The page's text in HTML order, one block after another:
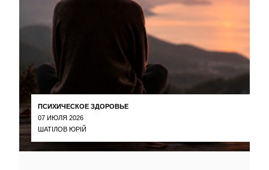
ПСИХИЧЕСКОЕ ЗДОРОВЬЕ
07 ИЮЛЯ 2026
ШАТІЛОВ ЮРІЙ